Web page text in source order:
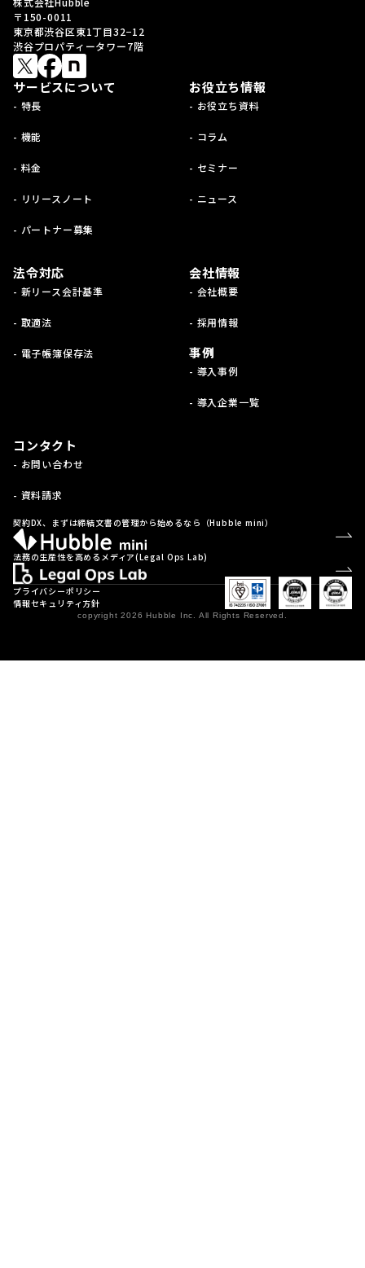
〒150-0011
東京都渋谷区東1丁目32−12
渋谷プロパティータワー7階
サービスについて
- 特長
- 機能
- 料金
- リリースノート
- パートナー募集
お役立ち情報
- お役立ち資料
- コラム
- セミナー
- ニュース
法令対応
- 新リース会計基準
- 取適法
- 電子帳簿保存法
会社情報
- 会社概要
- 採用情報
事例
- 導入事例
- 導入企業一覧
コンタクト
- お問い合わせ
- 資料請求
契約DX、まずは締結文書の管理から始めるなら（Hubble mini）
法務の生産性を高めるメディア(Legal Ops Lab)
copyright 2026 Hubble Inc. All Rights Reserved.
プライバシーポリシー
情報セキュリティ方針